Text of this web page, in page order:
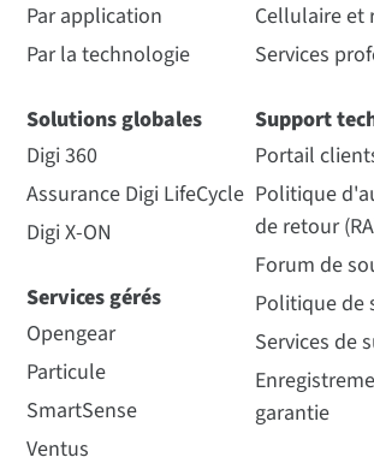
Par application
Par la technologie
Solutions globales
Digi 360
Assurance Digi LifeCycle
Digi X-ON
Services gérés
Opengear
Particule
SmartSense
Ventus
Cellulaire et
Services
Support
Portail
Politique
de retour
Forum de
Politique de
Services de
garantie